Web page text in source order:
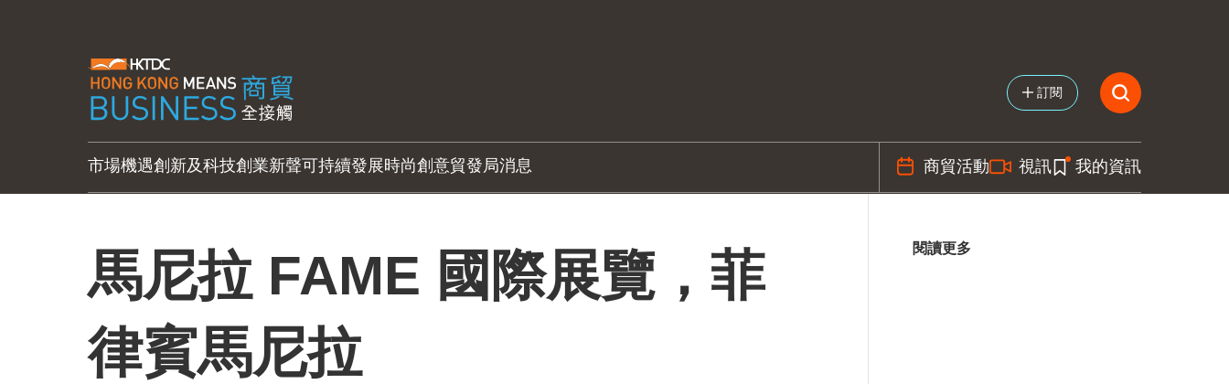
訂閱
市場機遇創新及科技創業新聲可持續發展時尚創意貿發局消息 商貿活動 視訊 我的資訊
馬尼拉 FAME 國際展覽，菲
律賓馬尼拉
閱讀更多